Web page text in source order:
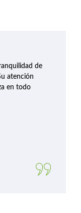
de
atención
en todo